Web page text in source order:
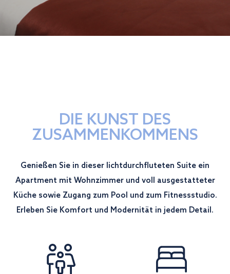
DIE KUNST DES
ZUSAMMENKOMMENS
Genießen Sie in dieser lichtdurchfluteten Suite ein
Apartment mit Wohnzimmer und voll ausgestatteter
Küche sowie Zugang zum Pool und zum Fitnessstudio.
Erleben Sie Komfort und Modernität in jedem Detail.